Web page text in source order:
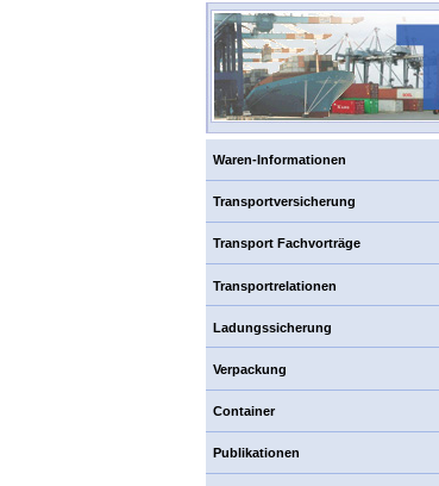
Waren-Informationen
Transportversicherung
Transport Fachvorträge
Transportrelationen
Ladungssicherung
Verpackung
Container
Publikationen